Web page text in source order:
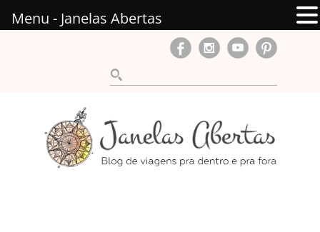
Menu - Janelas Abertas